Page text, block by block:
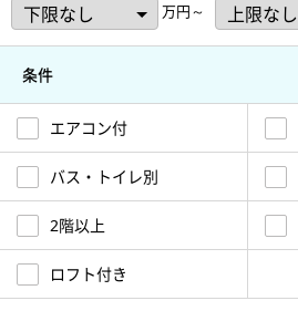
万円～
条件
エアコン付
バス・トイレ別
2階以上
ロフト付き